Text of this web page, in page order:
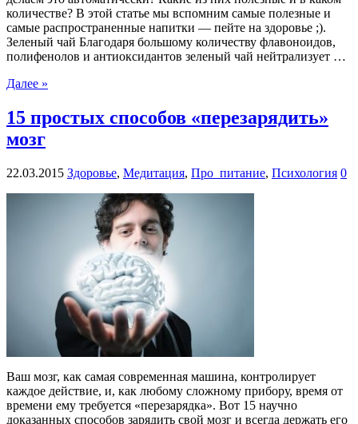
количестве? В этой статье мы вспомним самые полезные и
самые распространенные напитки — пейте на здоровье ;).
Зеленый чай Благодаря большому количеству флавоноидов,
полифенолов и антиоксидантов зеленый чай нейтрализует …
Далее »
15 простых способов «перезарядить»
мозг
22.03.2015 Здоровье, Медитация, Про_питание, Психология 0
Ваш мозг, как самая современная машина, контролирует
каждое действие, и, как любому сложному прибору, время от
времени ему требуется «перезарядка». Вот 15 научно
доказанных способов зарядить свой мозг и всегда держать его